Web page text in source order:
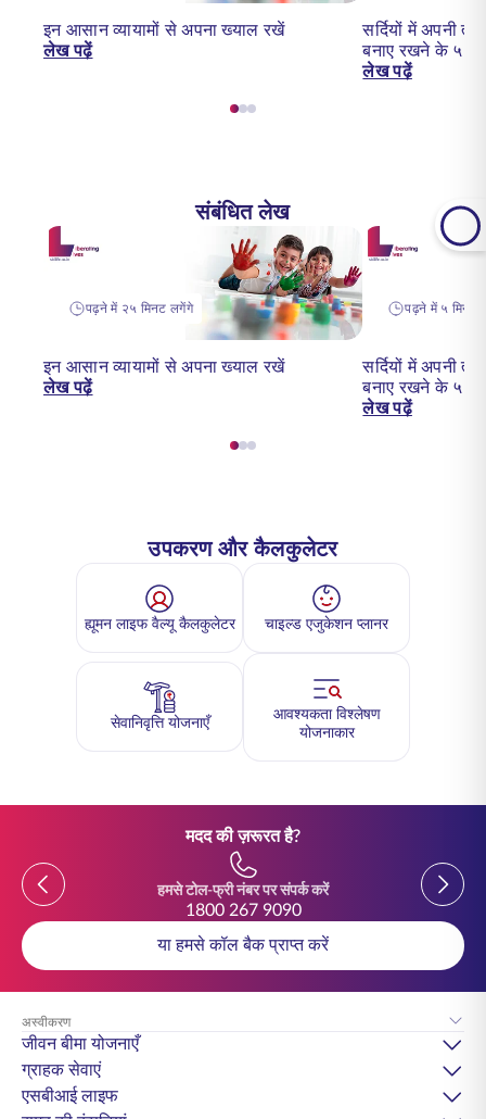
इन आसान व्यायामों से अपना ख्याल रखें
लेख पढ़ें
सर्दियों में अपनी
बनाए रखने के ५
लेख पढ़ें
संबंधित लेख
पढ़ने में २५ मिनट लगेंगे
इन आसान व्यायामों से अपना ख्याल रखें
लेख पढ़ें
पढ़ने में ५ मिनट
सर्दियों में अपनी
बनाए रखने के ५
लेख पढ़ें
उपकरण और कैलकुलेटर
ह्यूमन लाइफ वैल्यू कैलकुलेटर चाइल्ड एजुकेशन प्लानर
सेवानिवृत्ति योजनाएँ
आवश्यकता विश्लेषण
योजनाकार
मदद की ज़रूरत है?
Previous
हमसे टोल-फ्री नंबर पर संपर्क करें
1800 267 9090
Previous
या हमसे कॉल बैक प्राप्त करें
अस्वीकरण
जीवन बीमा योजनाएँ
ग्राहक सेवाएं
एसबीआई लाइफ